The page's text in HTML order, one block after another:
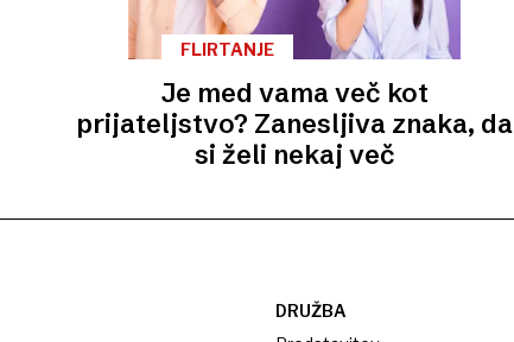
FLIRTANJE
Je med vama več kot
prijateljstvo? Zanesljiva znaka, da
si želi nekaj več
DRUŽBA